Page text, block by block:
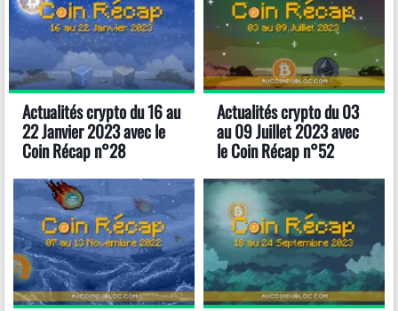
Actualités crypto du 16 au
22 Janvier 2023 avec le
Coin Récap n°28
Actualités crypto du 03
au 09 Juillet 2023 avec
le Coin Récap n°52